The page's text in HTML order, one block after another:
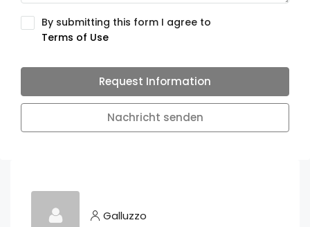
By submitting this form I agree to
Terms of Use
Request Information
Nachricht senden
Galluzzo